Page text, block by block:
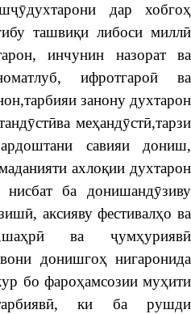
дар хобгоҳ
ташвиқи либоси миллӣ
инчунин назорат ва
ифротгароӣ ва
занону духтарон
меҳандӯстӣ,тарзи
савияи дониш,
ахлоқии духтарон
ба донишандӯзиву
аксияву фестивалҳо ва
ва ҷумҳуриявӣ
донишгоҳ нигаронида
бо фароҳамсозии муҳити
ки ба рушди